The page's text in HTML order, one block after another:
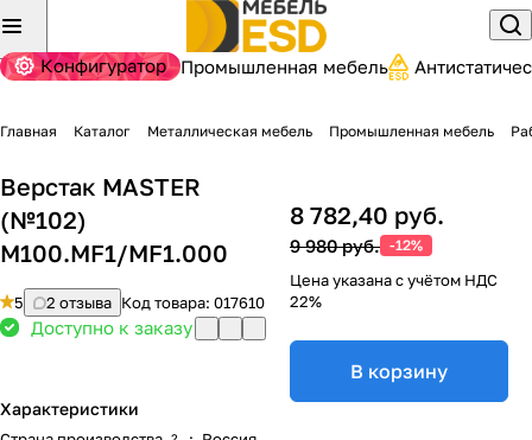
Конфигуратор Промышленная мебель
Главная Каталог Металлическая мебель Промышленная мебель
Верстак MASTER
(№102)
M100.MF1/MF1.000
5 2 отзыва Код товара: 017610
Доступно к заказу
Характеристики
8 782,40 руб.
9 980 руб. -12%
Цена указана с учётом НДС
22%
В корзину